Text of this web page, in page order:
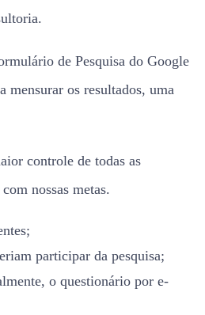
de Pesquisa do Google
mensurar os resultados, uma
controle de todas as
nossas metas.
participar da pesquisa;
o questionário por e-